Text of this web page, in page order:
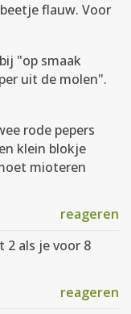
flauw. Voor
"op smaak
uit de molen".
rode pepers
klein blokje
mioteren
reageren
2 als je voor 8
reageren